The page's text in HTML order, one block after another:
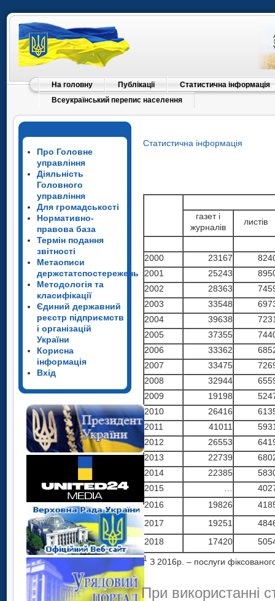
На головну Публікації
Статистична інформація
Всеукраїнський перепис населення
Про Головне
управління
Діяльність
Головного
управління
Для громадськості
Нормативно-
правова база
Термін подання
звітності
Метаописи
держстатспостережень
Методологія та
класифікації
Єдиний державний
реєстр підприємств
і організацій
України
Корисна
інформація
Вхід
Статистична інформація
газет і
журналів
листів
2000 23167
2001
25243
2002
28363
2003
33548
2004
39638
2005
37355
2006
33362
2007
33475
2008
32944
2009
19198
2010
26416
2011
41011
2012
26553
2013
22739
2014
22385
2015
2016
19826
2017
19251
2018
17420
1 З 2016р. – послуги
При використанні